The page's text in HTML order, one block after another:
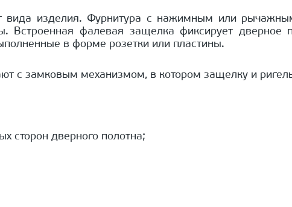
вида изделия. Фурнитура с нажимным или
Встроенная фалевая защелка фиксирует дверное
в форме розетки или пластины.
с замковым механизмом, в котором защелку и
сторон дверного полотна;